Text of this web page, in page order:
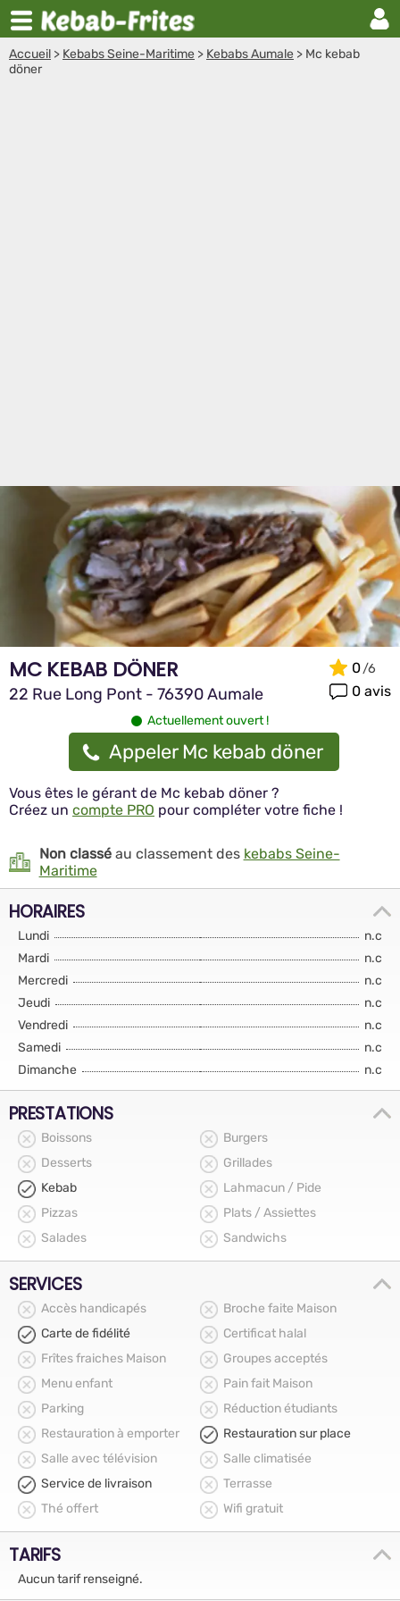
Accueil > Kebabs Seine-Maritime > Kebabs Aumale > Mc kebab
döner
MC KEBAB DÖNER
22 Rue Long Pont - 76390 Aumale
0
0 avis
Actuellement ouvert !
Appeler Mc kebab döner
Vous êtes le gérant de Mc kebab döner ?
Créez un compte PRO pour compléter votre fiche !
Non classéau classement des kebabs Seine-
Maritime
HORAIRES
Lundi
n.c
Mardi
n.c
Mercredi
n.c
Jeudi
n.c
Vendredi
n.c
Samedi
n.c
Dimanche
n.c
PRESTATIONS
Boissons
Burgers
Desserts
Grillades
Kebab
Lahmacun / Pide
Pizzas
Plats / Assiettes
Salades
Sandwichs
SERVICES
Accès handicapés
Broche faite Maison
Carte de fidélité
Certificat halal
Frîtes fraiches Maison
Groupes acceptés
Menu enfant
Pain fait Maison
Parking
Réduction étudiants
Restauration à emporter
Restauration sur place
Salle avec télévision
Salle climatisée
Service de livraison
Terrasse
Thé offert
Wifi gratuit
TARIFS
Aucun tarif renseigné.